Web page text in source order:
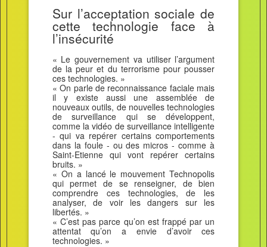
Sur l’acceptation sociale de
cette technologie face à
l’insécurité
« Le gouvernement va utiliser l’argument
de la peur et du terrorisme pour pousser
ces technologies. »
« On parle de reconnaissance faciale mais
il y existe aussi une assemblée de
nouveaux outils, de nouvelles technologies
de surveillance qui se développent,
comme la vidéo de surveillance intelligente
- qui va repérer certains comportements
dans la foule - ou des micros - comme à
Saint-Etienne qui vont repérer certains
bruits. »
« On a lancé le mouvement Technopolis
qui permet de se renseigner, de bien
comprendre ces technologies, de les
analyser, de voir les dangers sur les
libertés. »
« C’est pas parce qu’on est frappé par un
attentat qu’on a envie d’avoir ces
technologies. »